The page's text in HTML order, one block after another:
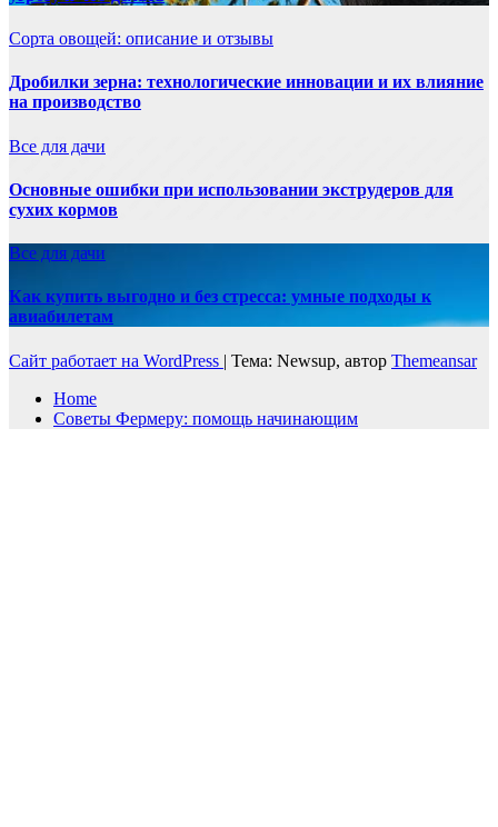
Сорта овощей: описание и отзывы
Дробилки зерна: технологические инновации и их влияние
на производство
Все для дачи
Основные ошибки при использовании экструдеров для
сухих кормов
Все для дачи
Как купить выгодно и без стресса: умные подходы к
авиабилетам
Сайт работает на WordPress | Тема: Newsup, автор Themeansar
Home
Советы Фермеру: помощь начинающим